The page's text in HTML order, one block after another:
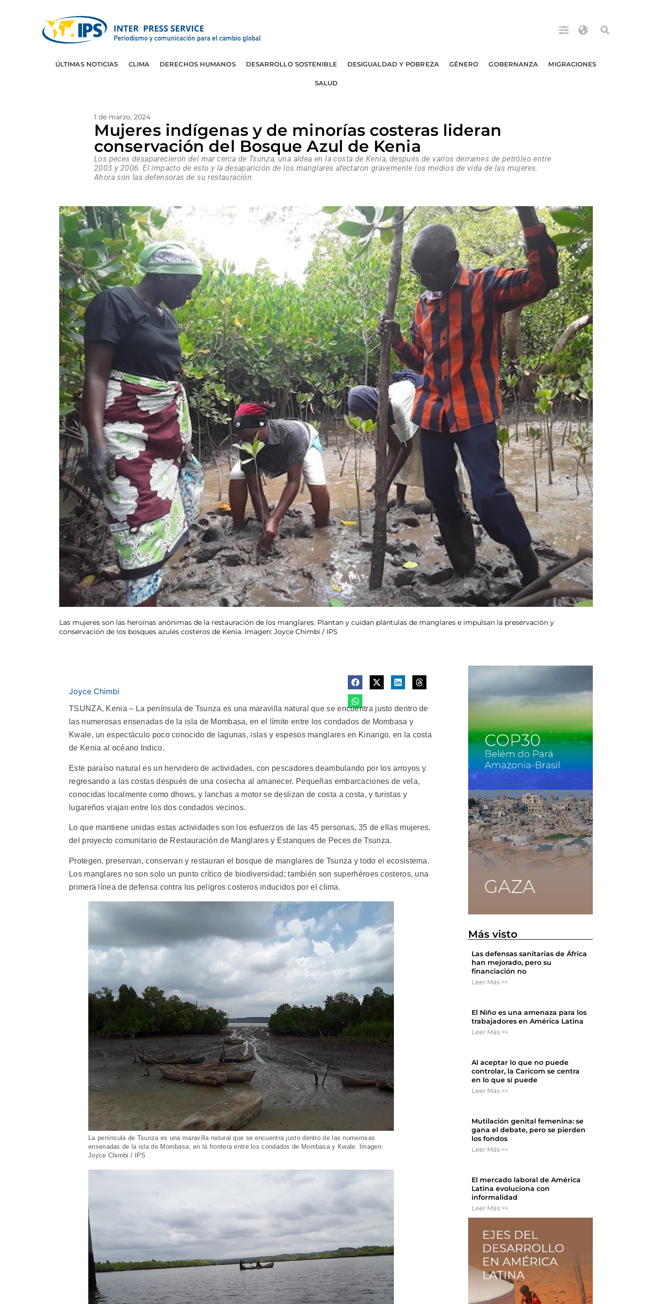
ÚLTIMAS NOTICIAS CLIMA DERECHOS HUMANOS DESARROLLO SOSTENIBLE DESIGUALDAD Y POBREZA GÉNERO GOBERNANZA MIGRACIONES
SALUD
1 de marzo, 2024
Mujeres indígenas y de minorías costeras lideran
conservación del Bosque Azul de Kenia
Los peces desaparecieron del mar cerca de Tsunza, una aldea en la costa de Kenia, después de varios derrames de petróleo entre
2003 y 2006. El impacto de esto y la desaparición de los manglares afectaron gravemente los medios de vida de las mujeres.
Ahora son las defensoras de su restauración.
Las mujeres son las heroínas anónimas de la restauración de los manglares. Plantan y cuidan plántulas de manglares e impulsan la preservación y
conservación de los bosques azules costeros de Kenia. Imagen: Joyce Chimbi / IPS
Joyce Chimbi
TSUNZA, Kenia – La península de Tsunza es una maravilla natural que se encuentra justo dentro de
las numerosas ensenadas de la isla de Mombasa, en el límite entre los condados de Mombasa y
Kwale, un espectáculo poco conocido de lagunas, islas y espesos manglares en Kinango, en la costa
de Kenia al océano Indico.
Este paraíso natural es un hervidero de actividades, con pescadores deambulando por los arroyos y
regresando a las costas después de una cosecha al amanecer. Pequeñas embarcaciones de vela,
conocidas localmente como dhows, y lanchas a motor se deslizan de costa a costa, y turistas y
lugareños viajan entre los dos condados vecinos.
Lo que mantiene unidas estas actividades son los esfuerzos de las 45 personas, 35 de ellas mujeres,
del proyecto comunitario de Restauración de Manglares y Estanques de Peces de Tsunza.
Protegen, preservan, conservan y restauran el bosque de manglares de Tsunza y todo el ecosistema.
Los manglares no son solo un punto crítico de biodiversidad; también son superhéroes costeros, una
primera línea de defensa contra los peligros costeros inducidos por el clima.
La península de Tsunza es una maravilla natural que se encuentra justo dentro de las numerosas
ensenadas de la isla de Mombasa, en la frontera entre los condados de Mombasa y Kwale. Imagen:
Joyce Chimbi / IPS
Más visto
Las defensas sanitarias de África
han mejorado, pero su
financiación no
Leer Más >>
El Niño es una amenaza para los
trabajadores en América Latina
Leer Más >>
Al aceptar lo que no puede
controlar, la Caricom se centra
en lo que sí puede
Leer Más >>
Mutilación genital femenina: se
gana el debate, pero se pierden
los fondos
Leer Más >>
El mercado laboral de América
Latina evoluciona con
informalidad
Leer Más >>